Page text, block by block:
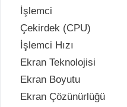
İşlemci
Çekirdek (CPU)
İşlemci Hızı
Ekran Teknolojisi
Ekran Boyutu
Ekran Çözünürlüğü